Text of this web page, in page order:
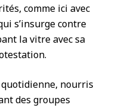
comme ici avec
s’insurge contre
la vitre avec sa
nourris
des groupes